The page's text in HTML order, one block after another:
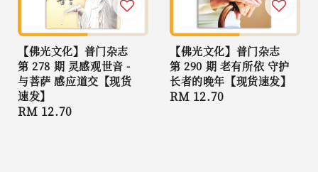
【佛光文化】普门杂志
第 278 期 灵感观世音 -
与菩萨 感应道交【现货
速发】
Regular
RM 12.70
【佛光文化】普门杂志
第 290 期 老有所依 守护
长者的晚年【现货速发】
Regular
RM 12.70